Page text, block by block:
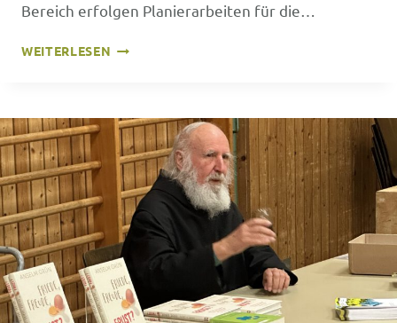
Bereich erfolgen Planierarbeiten für die…
WEITERLESEN EIGENLEISTUNG